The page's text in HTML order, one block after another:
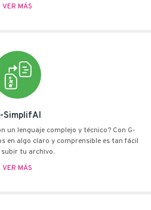
VER MÁS
SimplifAI
un lenguaje complejo y técnico? Con G-
en algo claro y comprensible es tan fácil
tu archivo.
VER MÁS